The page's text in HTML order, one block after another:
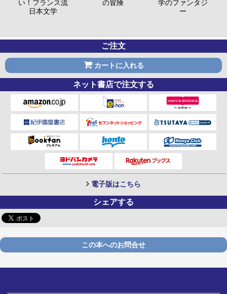
い！フランス流
日本文学
の冒険
学のファンタジ
ー
ご注文
カートに入れる
ネット書店で注文する
電子版はこちら
シェアする
この本へのお問合せ